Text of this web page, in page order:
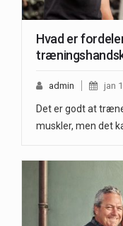
Hvad er
admin jan
Det er godt at
muskler, men det